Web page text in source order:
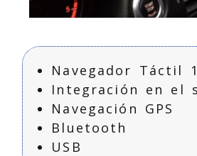
BMW Serie 1
Navegador Táctil
Integración en el
Navegación GPS
Bluetooth
USB